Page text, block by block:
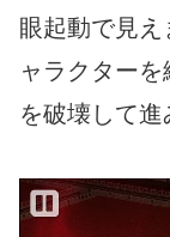
眼起動で見
ャラクター
を破壊して進